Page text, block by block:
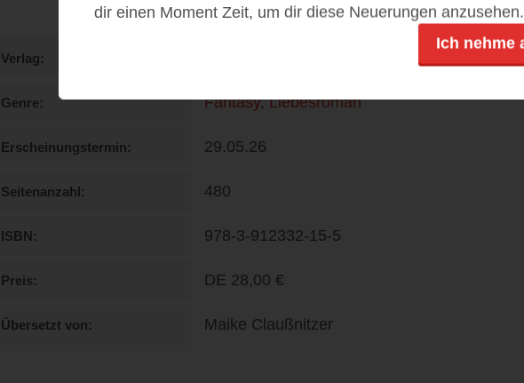
Verlag
Genre Fantasy,Liebesroman
Erscheinungstermin 29.05.26
Seitenanzahl 480
ISBN 978-3-912332-15-5
Preis DE 28,00 €
Übersetzt von Maike Claußnitzer
dir einen Moment Zeit, um dir diese Neuerungen anzusehen.
Ich nehme